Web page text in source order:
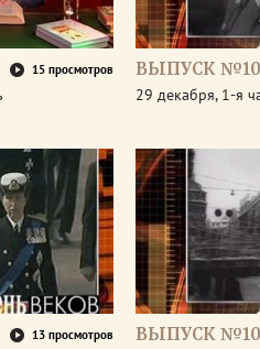
15 просмотров ВЫПУСК
29 декабря, 1-я
13 просмотров ВЫПУСК